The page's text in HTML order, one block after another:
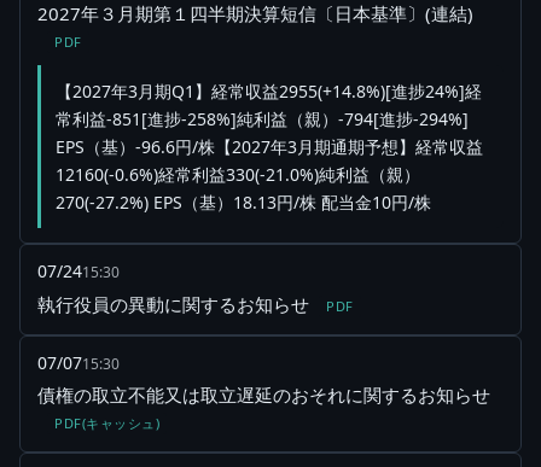
2027年３月期第１四半期決算短信〔日本基準〕(連結)
PDF
【2027年3月期Q1】経常収益2955(+14.8%)[進捗24%]経
常利益-851[進捗-258%]純利益（親）-794[進捗-294%]
EPS（基）-96.6円/株【2027年3月期通期予想】経常収益
12160(-0.6%)経常利益330(-21.0%)純利益（親）
270(-27.2%) EPS（基）18.13円/株 配当金10円/株
07/2415:30
執行役員の異動に関するお知らせ PDF
07/0715:30
債権の取立不能又は取立遅延のおそれに関するお知らせ
PDF(キャッシュ)